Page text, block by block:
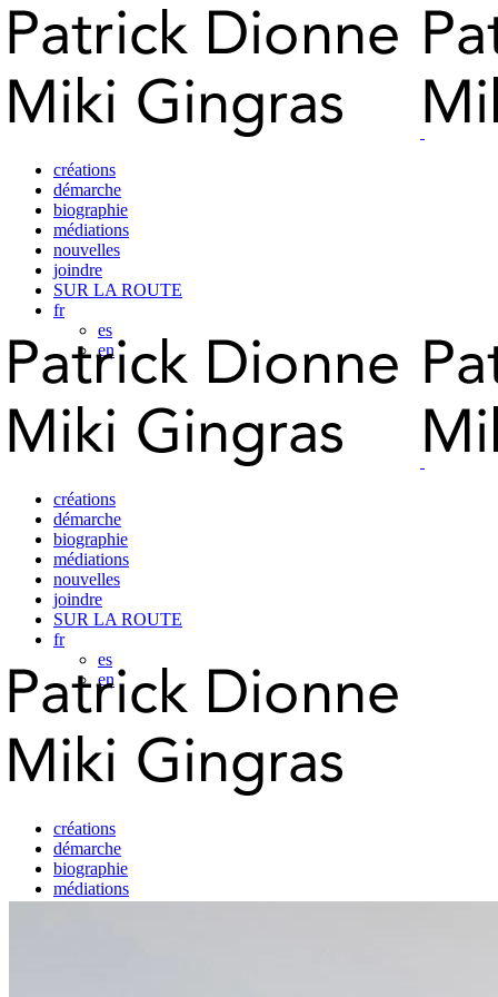
créations
démarche
biographie
médiations
nouvelles
joindre
SUR LA ROUTE
fr
es
en
créations
démarche
biographie
médiations
nouvelles
joindre
SUR LA ROUTE
fr
es
en
créations
démarche
biographie
médiations